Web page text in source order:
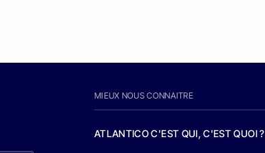
MIEUX NOUS CONNAITRE
ATLANTICO C'EST QUI, C'EST QUOI ?